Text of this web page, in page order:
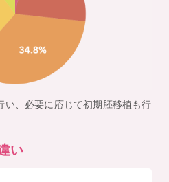
い、必要に応じて初期胚移植も行
い